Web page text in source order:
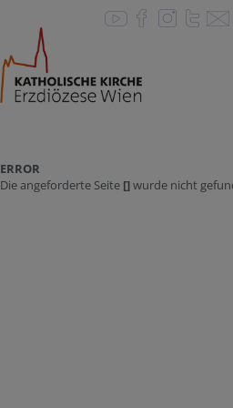
ERROR
Die angeforderte Seite []wurde nicht